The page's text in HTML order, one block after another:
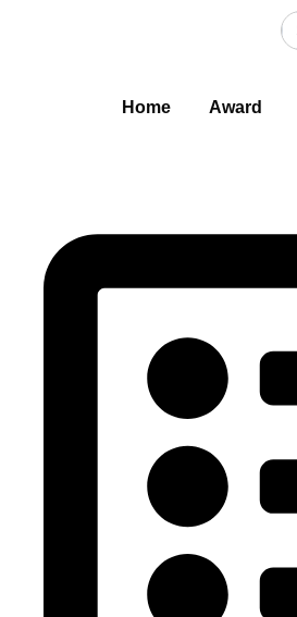
Home Award